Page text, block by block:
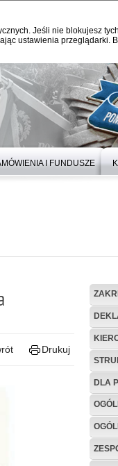
Jeśli nie blokujesz
ustawienia przeglądarki.
I FUNDUSZE
Drukuj
DLA